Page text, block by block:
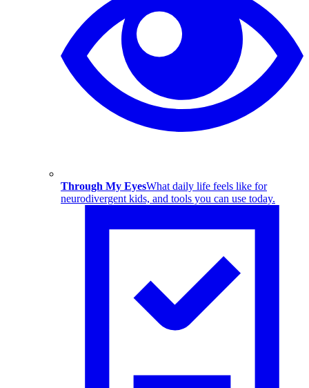
Through My EyesWhat daily life feels like for
neurodivergent kids, and tools you can use today.